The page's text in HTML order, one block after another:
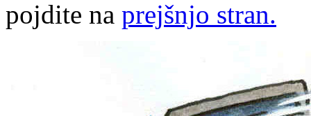
pojdite na prejšnjo stran.